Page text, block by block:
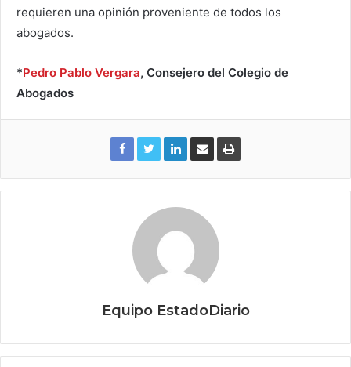
requieren una opinión proveniente de todos los
abogados.
*Pedro Pablo Vergara, Consejero del Colegio de
Abogados
Equipo EstadoDiario